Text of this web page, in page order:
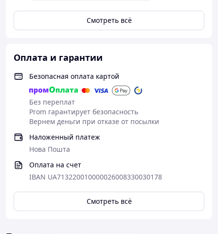
Смотреть всё
Оплата и гарантии
Безопасная оплата картой
Без переплат
Prom гарантирует безопасность
Вернем деньги при отказе от посылки
Наложенный платеж
Нова Пошта
Оплата на счет
IBAN UA713220010000026008330030178
Смотреть всё